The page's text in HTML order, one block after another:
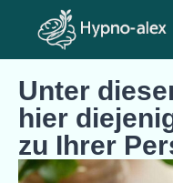
Unter
hier
zu Ihrer